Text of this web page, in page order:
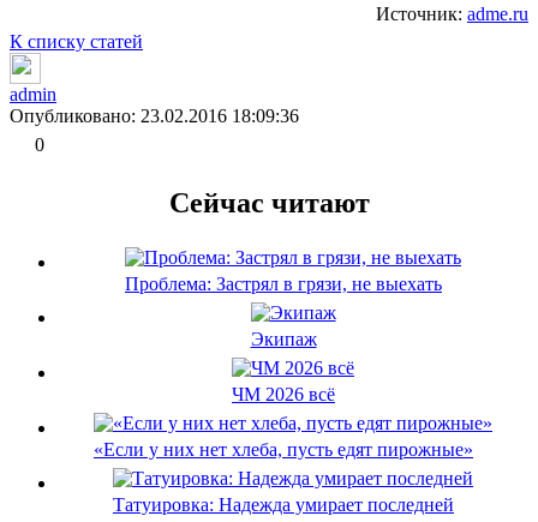
Источник: adme.ru
К списку статей
admin
Опубликовано: 23.02.2016 18:09:36
0
Сейчас читают
Проблема: Застрял в грязи, не выехать
Экипаж
ЧМ 2026 всё
«Если у них нет хлеба, пусть едят пирожные»
Татуировка: Надежда умирает последней